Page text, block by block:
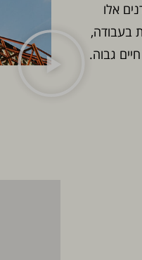
אלו
בעבודה,
גבוה.